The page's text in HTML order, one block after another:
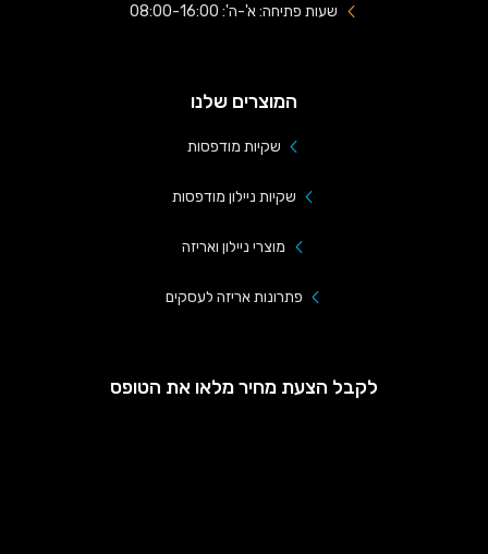
שעות פתיחה: א'-ה': 08:00-16:00
המוצרים שלנו
שקיות מודפסות
שקיות ניילון מודפסות
מוצרי ניילון ואריזה
פתרונות אריזה לעסקים
לקבל הצעת מחיר מלאו את הטופס